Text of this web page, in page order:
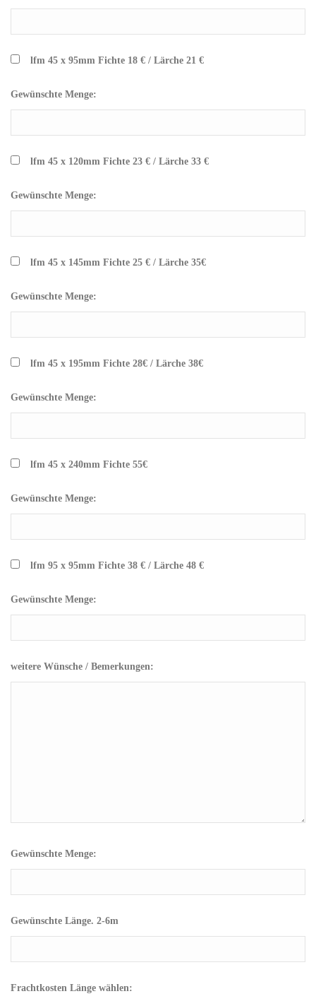
lfm 45 x 95mm Fichte 18 € / Lärche 21 €
Gewünschte Menge:
lfm 45 x 120mm Fichte 23 € / Lärche 33 €
Gewünschte Menge:
lfm 45 x 145mm Fichte 25 € / Lärche 35€
Gewünschte Menge:
lfm 45 x 195mm Fichte 28€ / Lärche 38€
Gewünschte Menge:
lfm 45 x 240mm Fichte 55€
Gewünschte Menge:
lfm 95 x 95mm Fichte 38 € / Lärche 48 €
Gewünschte Menge:
weitere Wünsche / Bemerkungen:
Gewünschte Menge:
Gewünschte Länge. 2-6m
Frachtkosten Länge wählen: